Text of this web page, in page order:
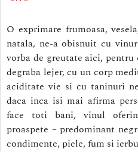
O exprimare frumoasa,
natala, ne-a obisnuit cu
vorba de greutate aici,
degraba lejer, cu un corp
aciditate vie si cu taninuri
daca inca isi mai afirma
face toti bani, vinul
proaspete – predominant
condimente, piele, fum si